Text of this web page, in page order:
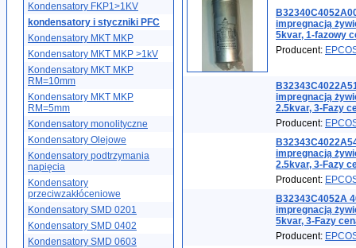
Kondensatory FKP1>1KV
kondensatory i styczniki PFC
Kondensatory MKT MKP
Kondensatory MKT MKP >1kV
Kondensatory MKT MKP
RM=10mm
Kondensatory MKT MKP
RM=5mm
Kondensatory monolityczne
Kondensatory Olejowe
Kondensatory podtrzymania
napięcia
Kondensatory
przeciwzakłóceniowe
Kondensatory SMD 0201
Kondensatory SMD 0402
Kondensatory SMD 0603
impregnacją
5kvar, 1-fazowy
Producent:
impregnacją
2.5kvar, 3-Fazy
Producent:
impregnacją
2.5kvar, 3-Fazy
Producent:
B32343C4052A
impregnacją
5kvar, 3-Fazy
Producent: